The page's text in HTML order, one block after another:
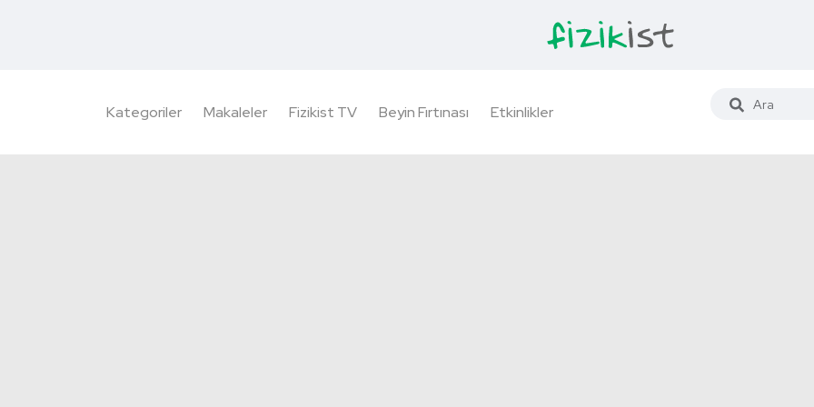
Kategoriler Makaleler Fizikist TV Beyin Fırtınası Etkinlikler